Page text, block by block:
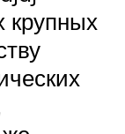
крупных